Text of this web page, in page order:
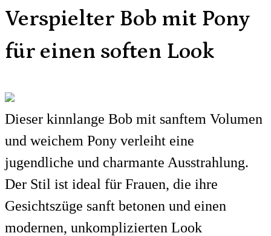
Verspielter Bob mit Pony
für einen soften Look
Dieser kinnlange Bob mit sanftem Volumen
und weichem Pony verleiht eine
jugendliche und charmante Ausstrahlung.
Der Stil ist ideal für Frauen, die ihre
Gesichtszüge sanft betonen und einen
modernen, unkomplizierten Look